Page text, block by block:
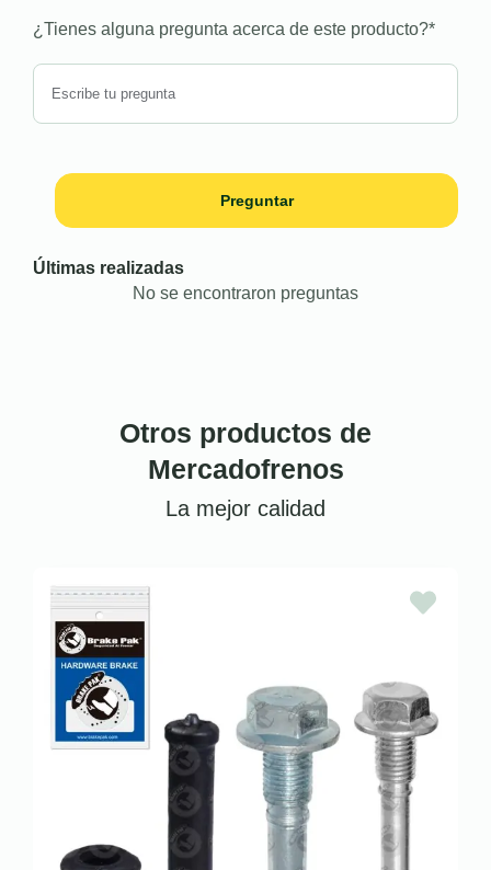
¿Tienes alguna pregunta acerca de este producto?*
Preguntar
Últimas realizadas
No se encontraron preguntas
Otros productos de
Mercadofrenos
La mejor calidad